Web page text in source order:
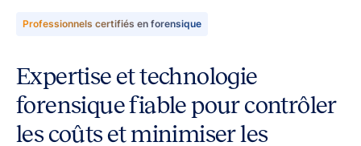
Professionnels certifiés en forensique
Expertise et technologie
forensique fiable pour contrôler
les coûts et minimiser les